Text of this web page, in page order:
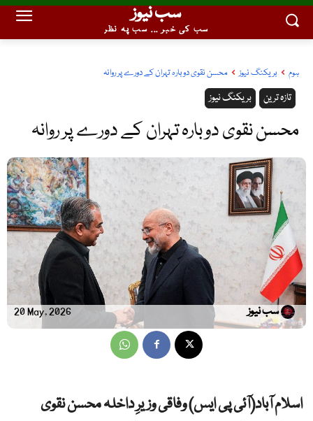
سب نیوز
سب کی خبر ... سب پہ نظر
ہوم بریکنگ نیوز محسن نقوی دوبارہ تہران کے دورے پر روانہ
بریکنگ نیوز تازہ ترین
محسن نقوی دوبارہ تہران کے دورے پر روانہ
20 May, 2026 سب نیوز
اسلام آباد(آئی پی ایس) وفاقی وزیرِ داخلہ محسن نقوی